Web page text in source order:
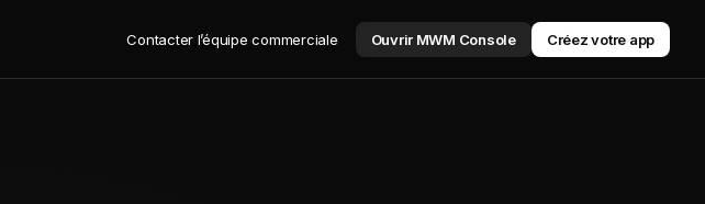
Contacter l’équipe commerciale Ouvrir MWM Console Créez votre app